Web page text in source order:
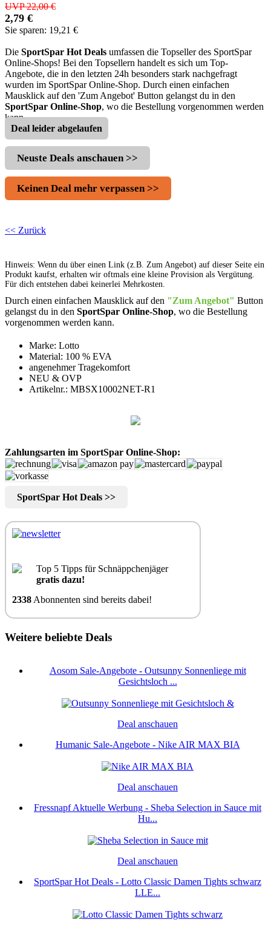
UVP 22,00 €
2,79 €
Sie sparen: 19,21 €
Die SportSpar Hot Deals umfassen die Topseller des SportSpar
Online-Shops! Bei den Topsellern handelt es sich um Top-
Angebote, die in den letzten 24h besonders stark nachgefragt
wurden im SportSpar Online-Shop. Durch einen einfachen
Mausklick auf den 'Zum Angebot' Button gelangst du in den
SportSpar Online-Shop, wo die Bestellung vorgenommen werden
kann.
Deal leider abgelaufen
Neuste Deals anschauen >>
Keinen Deal mehr verpassen >>
<< Zurück
Hinweis: Wenn du über einen Link (z.B. Zum Angebot) auf dieser Seite ein
Produkt kaufst, erhalten wir oftmals eine kleine Provision als Vergütung.
Für dich entstehen dabei keinerlei Mehrkosten.
Durch einen einfachen Mausklick auf den "Zum Angebot" Button
gelangst du in den SportSpar Online-Shop, wo die Bestellung
vorgenommen werden kann.
Marke: Lotto
Material: 100 % EVA
angenehmer Tragekomfort
NEU & OVP
Artikelnr.: MBSX10002NET-R1
Zahlungsarten im SportSpar Online-Shop:
SportSpar Hot Deals >>
Top 5 Tipps für Schnäppchenjäger
gratis dazu!
2338 Abonnenten sind bereits dabei!
Weitere beliebte Deals
Aosom Sale-Angebote - Outsunny Sonnenliege mit
Gesichtsloch ...
Deal anschauen
Humanic Sale-Angebote - Nike AIR MAX BIA
Deal anschauen
Fressnapf Aktuelle Werbung - Sheba Selection in Sauce mit
Hu...
Deal anschauen
SportSpar Hot Deals - Lotto Classic Damen Tights schwarz
LLE...